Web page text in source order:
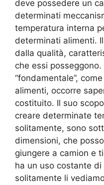
deve possedere un
determinati
temperatura interna
determinati alimenti.
dalla qualità,
che essi
“fondamentale”,
alimenti, occorre
costituito. Il suo
creare determinate
solitamente, sono
dimensioni, che
giungere a camion e
ha un uso costante di
solitamente li